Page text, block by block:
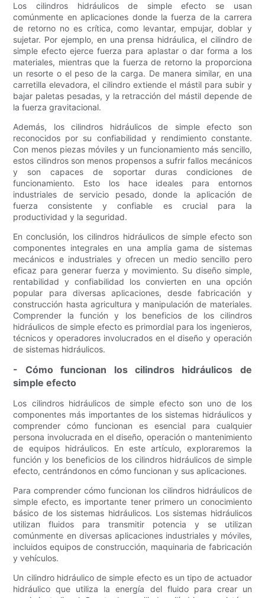
Los cilindros hidráulicos de simple efecto se usan
comúnmente en aplicaciones donde la fuerza de la carrera
de retorno no es crítica, como levantar, empujar, doblar y
sujetar. Por ejemplo, en una prensa hidráulica, el cilindro de
simple efecto ejerce fuerza para aplastar o dar forma a los
materiales, mientras que la fuerza de retorno la proporciona
un resorte o el peso de la carga. De manera similar, en una
carretilla elevadora, el cilindro extiende el mástil para subir y
bajar paletas pesadas, y la retracción del mástil depende de
la fuerza gravitacional.
Además, los cilindros hidráulicos de simple efecto son
reconocidos por su confiabilidad y rendimiento constante.
Con menos piezas móviles y un funcionamiento más sencillo,
estos cilindros son menos propensos a sufrir fallos mecánicos
y son capaces de soportar duras condiciones de
funcionamiento. Esto los hace ideales para entornos
industriales de servicio pesado, donde la aplicación de
fuerza consistente y confiable es crucial para la
productividad y la seguridad.
En conclusión, los cilindros hidráulicos de simple efecto son
componentes integrales en una amplia gama de sistemas
mecánicos e industriales y ofrecen un medio sencillo pero
eficaz para generar fuerza y ​​movimiento. Su diseño simple,
rentabilidad y confiabilidad los convierten en una opción
popular para diversas aplicaciones, desde fabricación y
construcción hasta agricultura y manipulación de materiales.
Comprender la función y los beneficios de los cilindros
hidráulicos de simple efecto es primordial para los ingenieros,
técnicos y operadores involucrados en el diseño y operación
de sistemas hidráulicos.
- Cómo funcionan los cilindros hidráulicos de
simple efecto
Los cilindros hidráulicos de simple efecto son uno de los
componentes más importantes de los sistemas hidráulicos y
comprender cómo funcionan es esencial para cualquier
persona involucrada en el diseño, operación o mantenimiento
de equipos hidráulicos. En este artículo, exploraremos la
función y los beneficios de los cilindros hidráulicos de simple
efecto, centrándonos en cómo funcionan y sus aplicaciones.
Para comprender cómo funcionan los cilindros hidráulicos de
simple efecto, es importante tener primero un conocimiento
básico de los sistemas hidráulicos. Los sistemas hidráulicos
utilizan fluidos para transmitir potencia y se utilizan
comúnmente en diversas aplicaciones industriales y móviles,
incluidos equipos de construcción, maquinaria de fabricación
y vehículos.
Un cilindro hidráulico de simple efecto es un tipo de actuador
hidráulico que utiliza la energía del fluido para crear un